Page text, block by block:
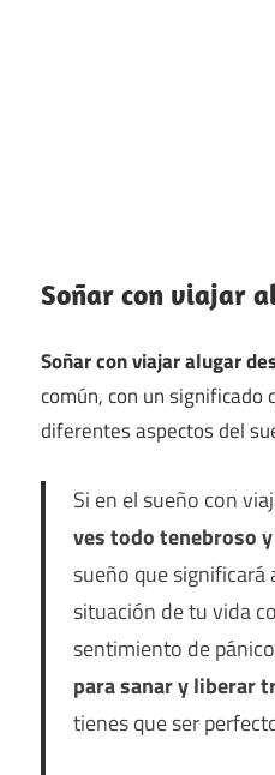
Soñar con viajar
Soñar con viajar alugar
común, con un significado
diferentes aspectos del
Si en el sueño con
ves todo tenebroso
sueño que significará
situación de tu vida
sentimiento de
para sanar y liberar
tienes que ser